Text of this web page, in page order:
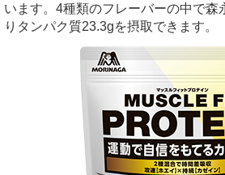
います。 4種類のフレーバーの中で森
りタンパク質23.3gを摂取できます。